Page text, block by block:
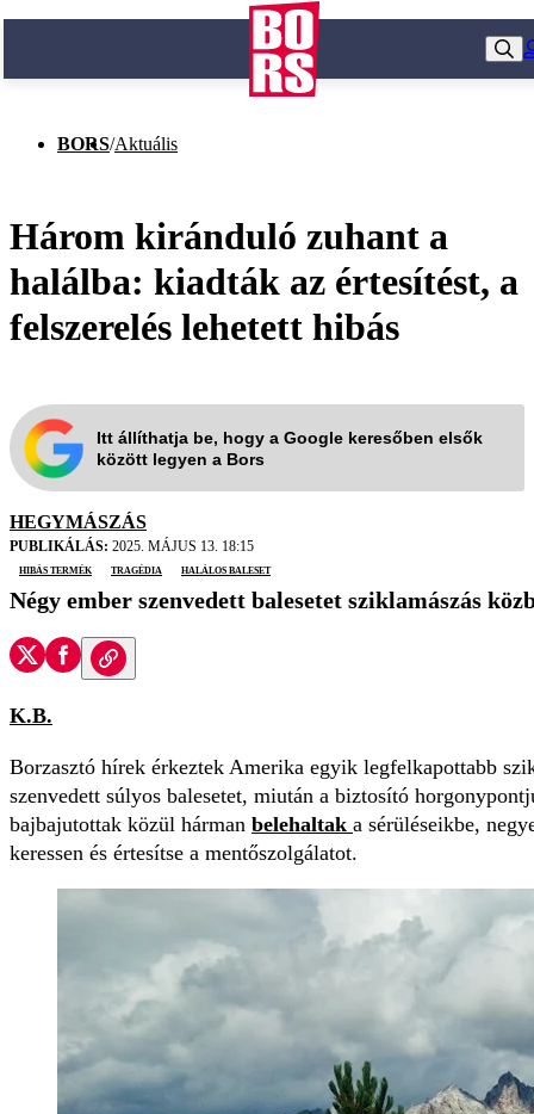
BORS/Aktuális
Három kiránduló zuhant a
halálba: kiadták az értesítést, a
felszerelés lehetett hibás
Itt állíthatja be, hogy a Google keresőben elsők
között legyen a Bors
HEGYMÁSZÁS
PUBLIKÁLÁS: 2025. MÁJUS 13. 18:15
hibás termék
tragédia halálos baleset
Négy ember szenvedett balesetet sziklamászás
K.B.
Borzasztó hírek érkeztek Amerika egyik legfelkapottabb
szenvedett súlyos balesetet, miután a biztosító
bajbajutottak közül hárman belehaltak a sérüléseikbe,
keressen és értesítse a mentőszolgálatot.